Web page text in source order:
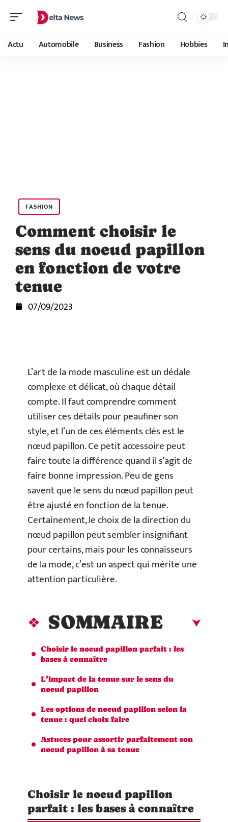
Actu Automobile Business Fashion Hobbies
FASHION
Comment choisir le
sens du noeud papillon
en fonction de votre
tenue
07/09/2023
L’art de la mode masculine est un dédale
complexe et délicat, où chaque détail
compte. Il faut comprendre comment
utiliser ces détails pour peaufiner son
style, et l’un de ces éléments clés est le
nœud papillon. Ce petit accessoire peut
faire toute la différence quand il s’agit de
faire bonne impression. Peu de gens
savent que le sens du nœud papillon peut
être ajusté en fonction de la tenue.
Certainement, le choix de la direction du
nœud papillon peut sembler insignifiant
pour certains, mais pour les connaisseurs
de la mode, c’est un aspect qui mérite une
attention particulière.
SOMMAIRE
Choisir le noeud papillon parfait : les
bases à connaître
L’impact de la tenue sur le sens du
noeud papillon
Les options de noeud papillon selon la
tenue : quel choix faire
Astuces pour assortir parfaitement son
noeud papillon à sa tenue
Choisir le noeud papillon
parfait : les bases à connaître